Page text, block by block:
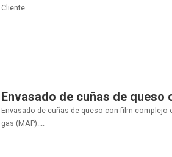
Cliente....
Envasado de cuñas de queso
Envasado de cuñas de queso con film complejo
gas (MAP)....